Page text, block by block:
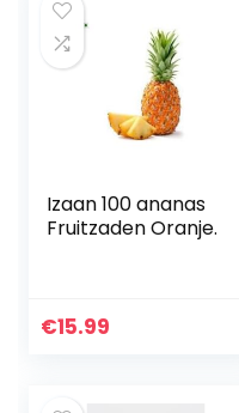
Izaan 100 ananas
Fruitzaden Oranje.
€15.99